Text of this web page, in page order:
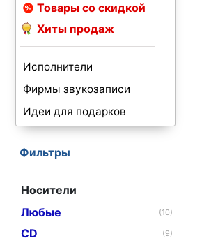
Товары со скидкой
Хиты продаж
Исполнители
Фирмы звукозаписи
Идеи для подарков
Фильтры
Носители
Любые
(10)
CD (9)